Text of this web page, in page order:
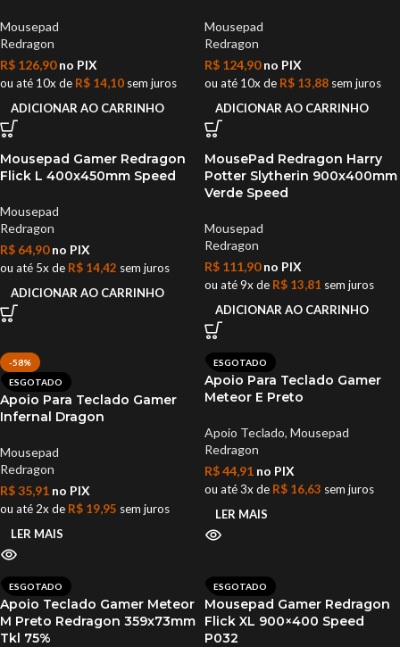
Mousepad
Redragon
R$ 126,90no PIX
ou até 10x de R$ 14,10 sem juros
ADICIONAR AO CARRINHO
Mousepad
Redragon
R$ 124,90no PIX
ou até 10x de R$ 13,88 sem juros
ADICIONAR AO CARRINHO
Mousepad Gamer Redragon
Flick L 400x450mm Speed
Mousepad
Redragon
R$ 64,90no PIX
ou até 5x de R$ 14,42 sem juros
ADICIONAR AO CARRINHO
MousePad Redragon Harry
Potter Slytherin 900x400mm
Verde Speed
Mousepad
Redragon
R$ 111,90no PIX
ou até 9x de R$ 13,81 sem juros
ADICIONAR AO CARRINHO
-58%
ESGOTADO
Apoio Para Teclado Gamer
Infernal Dragon
Mousepad
Redragon
R$35,91 no PIX
ou até 2x de R$ 19,95 sem juros
LER MAIS
ESGOTADO
Apoio Para Teclado Gamer
Meteor E Preto
Apoio Teclado, Mousepad
Redragon
R$44,91 no PIX
ou até 3x de R$ 16,63 sem juros
LER MAIS
ESGOTADO
Apoio Teclado Gamer Meteor
M Preto Redragon 359x73mm
Tkl 75%
ESGOTADO
Mousepad Gamer Redragon
Flick XL 900×400 Speed
P032